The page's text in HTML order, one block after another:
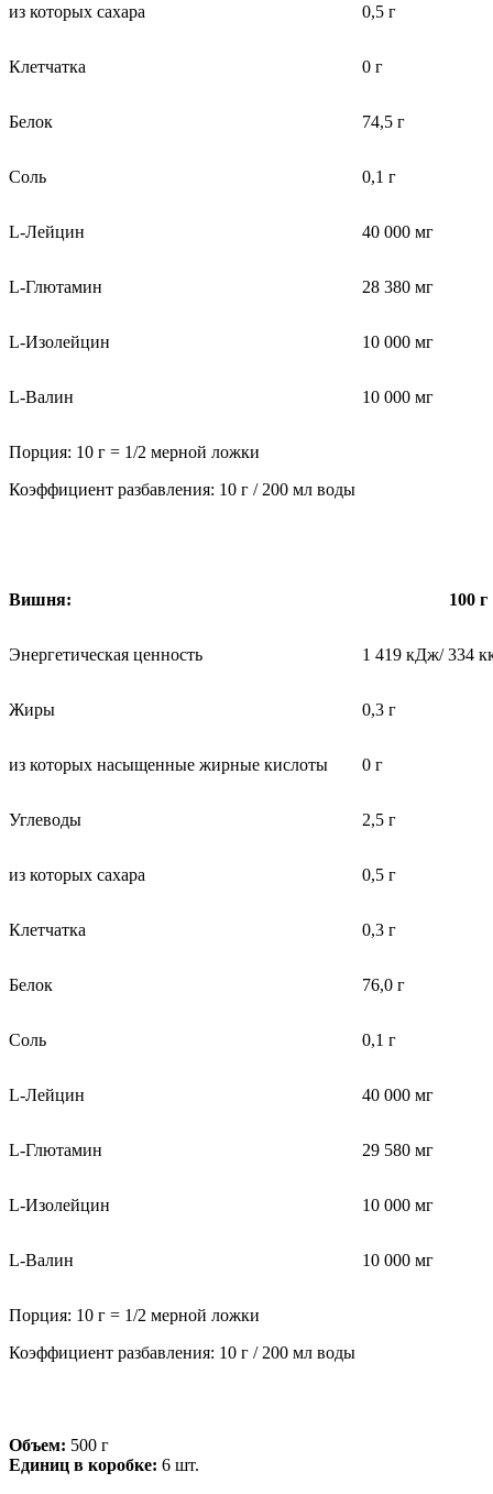
из которых сахара 0,5 г
Клетчатка 0 г
Белок 74,5 г
Соль 0,1 г
L-Лейцин 40 000 мг
L-Глютамин 28 380 мг
L-Изолейцин 10 000 мг
L-Валин 10 000 мг
Порция: 10 г = 1/2 мерной ложки
Коэффициент разбавления: 10 г / 200 мл воды
Вишня: 100 г
Энергетическая ценность 1 419 кДж/ 334
Жиры 0,3 г
из которых насыщенные жирные кислоты 0 г
Углеводы 2,5 г
из которых сахара 0,5 г
Клетчатка 0,3 г
Белок 76,0 г
Соль 0,1 г
L-Лейцин 40 000 мг
L-Глютамин 29 580 мг
L-Изолейцин 10 000 мг
L-Валин 10 000 мг
Порция: 10 г = 1/2 мерной ложки
Коэффициент разбавления: 10 г / 200 мл воды
Объем: 500 г
Единиц в коробке: 6 шт.